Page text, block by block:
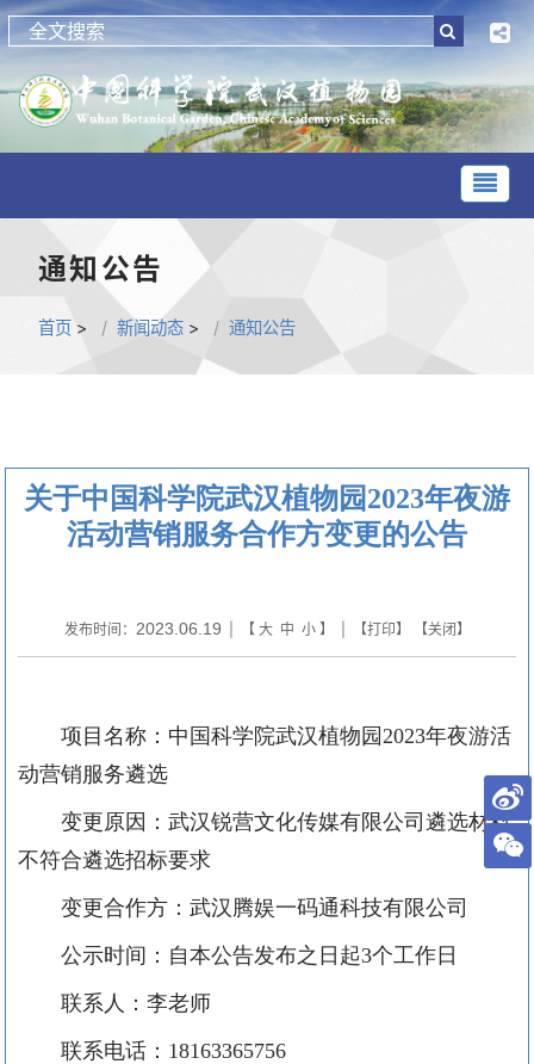
通知公告
首页 > 新闻动态 > 通知公告
关于中国科学院武汉植物园2023年夜游
活动营销服务合作方变更的公告
发布时间： 2023.06.19 | 【 大 中 小】 | 【打印】 【关闭】
项目名称：中国科学院武汉植物园 2023年夜游活
动营销服务遴选
变更原因：武汉锐营文化传媒有限公司遴选材料
不符合遴选招标要求
变更合作方：武汉腾娱一码通科技有限公司
公示时间：自本公告发布之日起3个工作日
联系人：李老师
联系电话： 18163365756